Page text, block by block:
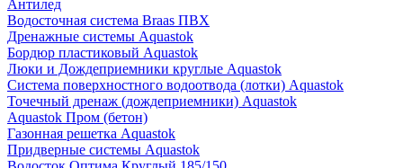
Антилед
Водосточная система Braas ПВХ
Дренажные системы Aquastok
Бордюр пластиковый Aquastok
Люки и Дождеприемники круглые Aquastok
Система поверхностного водоотвода (лотки) Aquastok
Точечный дренаж (дождеприемники) Aquastok
Aquastok Пром (бетон)
Газонная решетка Aquastok
Придверные системы Aquastok